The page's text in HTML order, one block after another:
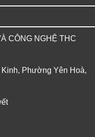
CÔNG NGHỆ THC
Phường Yên Hoà,